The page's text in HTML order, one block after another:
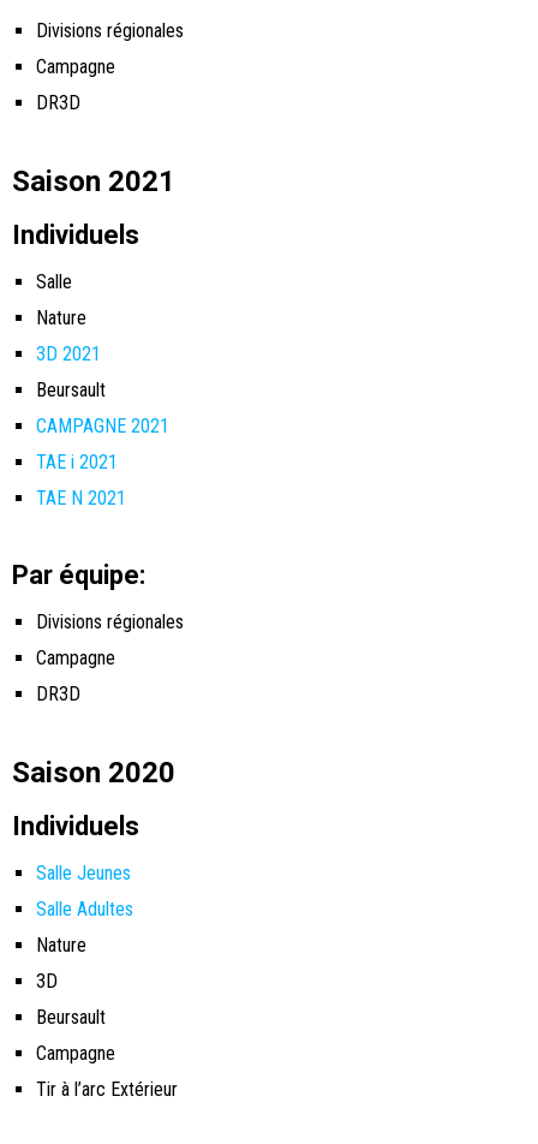
Divisions régionales
Campagne
DR3D
Saison 2021
Individuels
Salle
Nature
3D 2021
Beursault
CAMPAGNE 2021
TAE i 2021
TAE N 2021
Par équipe:
Divisions régionales
Campagne
DR3D
Saison 2020
Individuels
Salle Jeunes
Salle Adultes
Nature
3D
Beursault
Campagne
Tir à l’arc Extérieur